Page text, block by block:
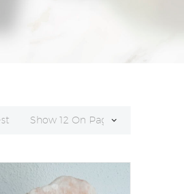
Show 12 On Page
Sorditud